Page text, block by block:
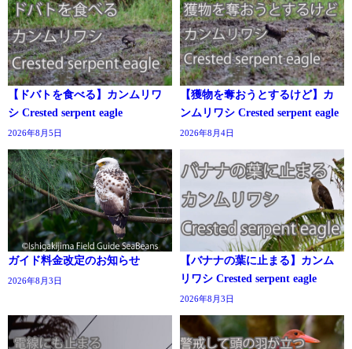
【ドバトを食べる】カンムリワ
シ Crested serpent eagle
2026年8月5日
【獲物を奪おうとするけど】カ
ンムリワシ Crested serpent eagle
2026年8月4日
ガイド料金改定のお知らせ
2026年8月3日
【バナナの葉に止まる】カンム
リワシ Crested serpent eagle
2026年8月3日